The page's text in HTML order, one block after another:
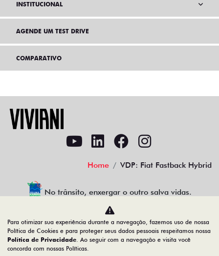
INSTITUCIONAL
AGENDE UM TEST DRIVE
COMPARATIVO
Home VDP: Fiat Fastback Hybrid
No trânsito, enxergar o outro salva vidas.
VIVIANI VEICULOS RIO CLARO LTDA
00.550.527/0016-76
Para otimizar sua experiência durante a navegação, fazemos uso de nossa
Política de Cookies e para proteger seus dados pessoais respeitamos nossa
Política de Privacidade. Ao seguir com a navegação e visita você
concorda com nossas Políticas.